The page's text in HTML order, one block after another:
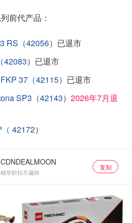
前代产品：
RS（42056）已退市
42083）已退市
37（42115）已退市
SP3（42143） 2026年7月退
42172）
华折扣不漏掉
复制